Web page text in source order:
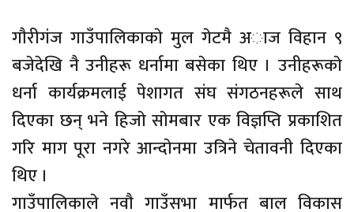
गाैरीगंज गाउँपालिकाकाे मुल गेटमै अाज विहान ९
बजेदेखि नै उनीहरू धर्नामा बसेका थिए । उनीहरूकाे
धर्ना कार्यक्रमलाई पेशागत संघ संगठनहरूले साथ
दिएका छन् भने हिजाे साेमबार एक विज्ञप्ति प्रकाशित
गरि माग पूरा नगरे आन्दाेनमा उत्रिने चेतावनी दिएका
थिए ।
गाउँपालिकाले नवाै गाउँसभा मार्फत बाल विकास